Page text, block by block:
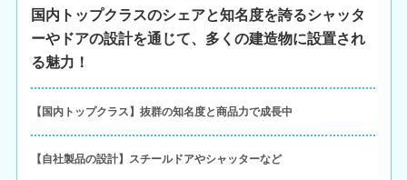
国内トップクラスのシェアと知名度を誇るシャッタ
ーやドアの設計を通じて、多くの建造物に設置され
る魅力！
【国内トップクラス】抜群の知名度と商品力で成長中
【自社製品の設計】スチールドアやシャッターなど